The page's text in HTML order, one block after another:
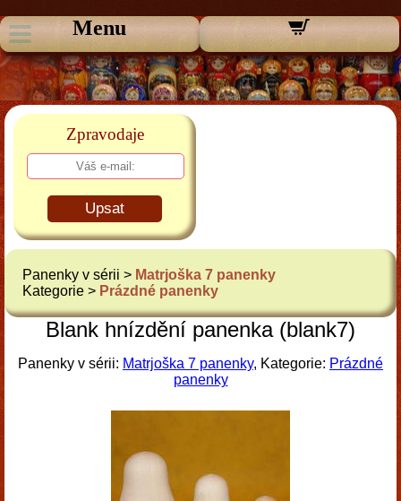
Menu
Zpravodaje
Upsat
Panenky v sérii > Matrjoška 7 panenky
Kategorie > Prázdné panenky
Blank hnízdění panenka (blank7)
Panenky v sérii: Matrjoška 7 panenky, Kategorie: Prázdné
panenky